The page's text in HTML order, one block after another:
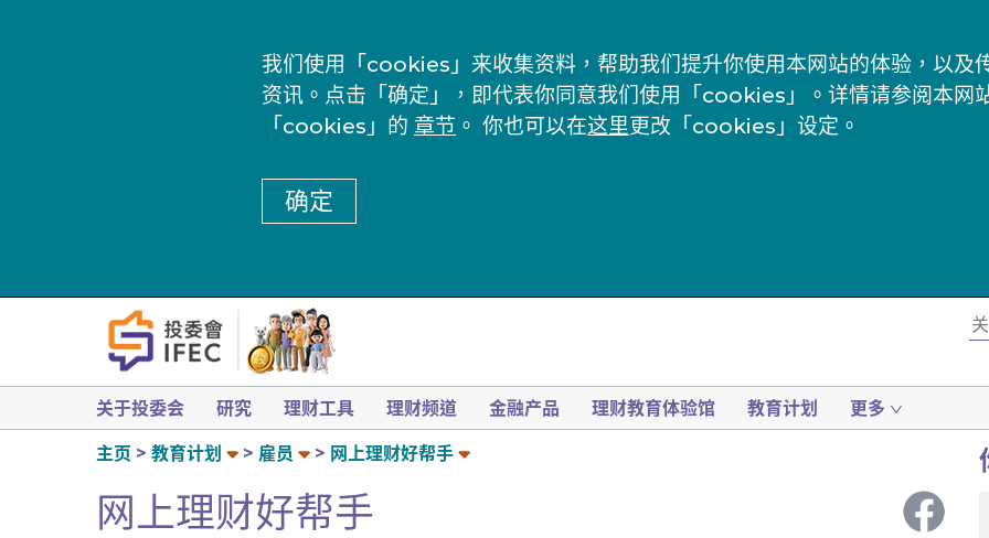
我们使用「cookies」来收集资料，帮助我们提升你使用本网站的体验，以及
资讯。点击「确定」，即代表你同意我们使用「cookies」。详情请参阅本网
「cookies」的 章节 。 你也可以在这里更改「cookies」设定。
确定
关于投委会 研究 理财工具 理财频道 金融产品 理财教育体验馆 教育计划 更多
主页 教育计划 雇员 网上理财好帮手
网上理财好帮手